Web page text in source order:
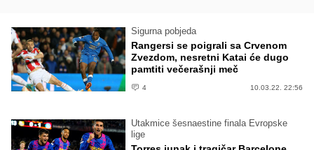
Sigurna pobjeda
Rangersi se poigrali sa Crvenom
Zvezdom, nesretni Katai će dugo
pamtiti večerašnji meč
4 10.03.22. 22:56
Utakmice šesnaestine finala Evropske
lige